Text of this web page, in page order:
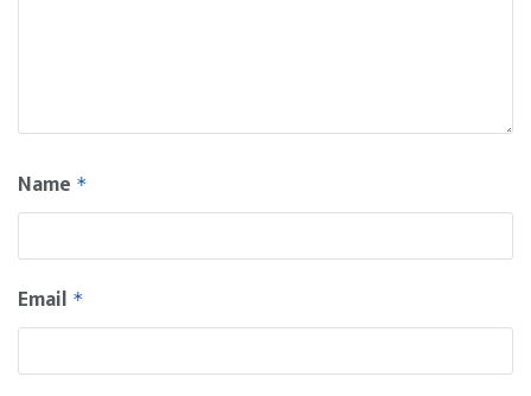
Name *
Email *